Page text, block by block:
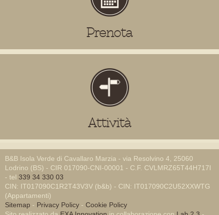
Prenota
Attività
B&B Isola Verde di Cavallaro Marzia - via Resolvino 4, 25060
Lodrino (BS) - CIR 017090-CNI-00001 - C.F. CVLMRZ65T44H717I
- tel 339 34 330 03
CIN: IT017090C1R2T43V3V (b&b) - CIN: IT017090C2U52XXWTG
(Appartamenti)
Sitemap - Privacy Policy - Cookie Policy